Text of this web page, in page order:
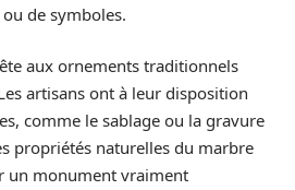
de symboles.
aux ornements traditionnels
artisans ont à leur disposition
comme le sablage ou la gravure
propriétés naturelles du marbre
un monument vraiment